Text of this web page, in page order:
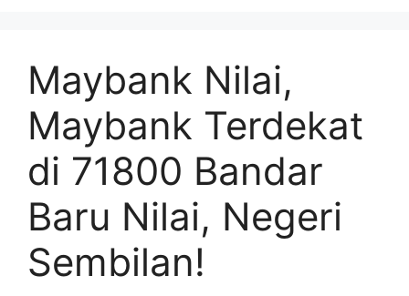
Maybank Nilai,
Maybank Terdekat
di 71800 Bandar
Baru Nilai, Negeri
Sembilan!